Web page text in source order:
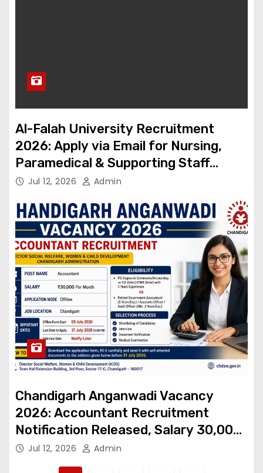
Al-Falah University Recruitment
2026: Apply via Email for Nursing,
Paramedical & Supporting Staff
Posts | Salary Up to ₹1.30 Lakh
Jul 12, 2026 Admin
Chandigarh Anganwadi Vacancy
2026: Accountant Recruitment
Notification Released, Salary ₹30,000,
Apply Offline Before 31 July
Jul 12, 2026 Admin